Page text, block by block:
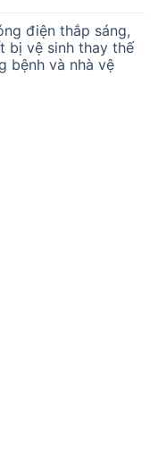
điện thắp sáng,
bị vệ sinh thay thế
bệnh và nhà vệ